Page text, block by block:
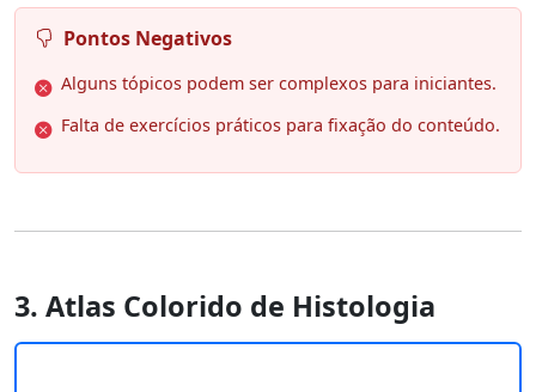
Pontos Negativos
Alguns tópicos podem ser complexos para iniciantes.
Falta de exercícios práticos para fixação do conteúdo.
3. Atlas Colorido de Histologia